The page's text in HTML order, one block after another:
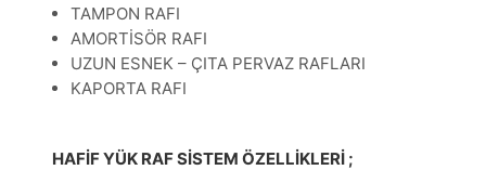
TAMPON RAFI
AMORTİSÖR RAFI
UZUN ESNEK – ÇITA PERVAZ RAFLARI
KAPORTA RAFI
HAFİF YÜK RAF SİSTEM ÖZELLİKLERİ ;